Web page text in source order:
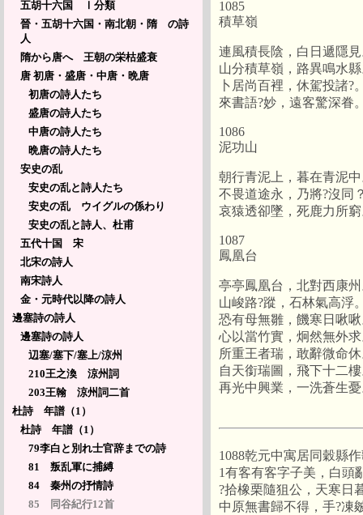
五胡十六国 Ⅰ分類
晉・五胡十六国・南北朝・隋 の詩
人
隋から唐へ 王朝の栄枯盛衰
唐 初唐・盛唐・中唐・晩唐
初唐の詩人たち
盛唐の詩人たち
中唐の詩人たち
晩唐の詩人たち
安史の乱
安史の乱と詩人たち
安史の乱 ウイグルの係わり
安史の乱と詩人、杜甫
五代十国 宋
北宋の詩人
南宋詩人
金・元時代以降の詩人
邊塞詩の詩人
邊塞詩の詩人
辺塞/塞下/塞上/涼州
210王之渙 涼州詞
203王翰 涼州詞二首
杜詩 年譜（1）
杜詩 年譜（1）
79李白と別れ士官辞までの詩
81 叛乱軍に捕縛
84 秦州の抒情詩
85 同谷紀行12首
1085
積草嶺
連風積長陰，白日遞隱
山分積草嶺，路異鳴水
卜居尚百裡，休駕投諸
來書語?妙，遠客驚深眷
1086
泥功山
朝行青泥上，暮在青泥
不畏道途永，乃將?沒同
哀猿透卻墜，死鹿力所
1087
鳳凰台
亭亭鳳凰台，北對西康
山峻路?蹤，石林氣高浮
恐有母無雛，饑寒日啾
心以當竹實，炯然無外
所重王者瑞，敢辭微命
自天銜瑞圖，飛下十二
再光中興業，一洗蒼生
1088乾元中寓居同穀縣
1有客有客字子美，白頭
?拾橡栗隨狙公，天寒日
中原無書歸不得，手?凍